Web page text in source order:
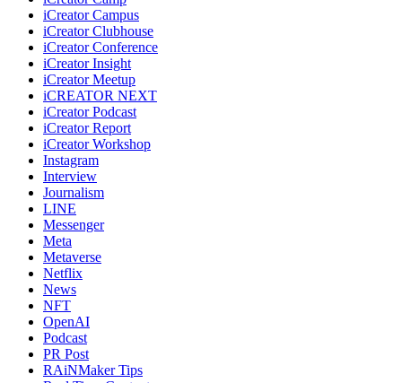
iCreator Campus
iCreator Clubhouse
iCreator Conference
iCreator Insight
iCreator Meetup
iCREATOR NEXT
iCreator Podcast
iCreator Report
iCreator Workshop
Instagram
Interview
Journalism
LINE
Messenger
Meta
Metaverse
Netflix
News
NFT
OpenAI
Podcast
PR Post
RAiNMaker Tips